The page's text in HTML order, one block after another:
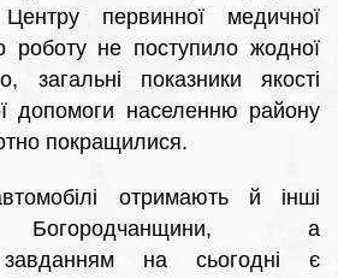
первинної медичної
роботу не поступило жодної
загальні показники якості
допомоги населенню району
покращилися.
отримають й інші
Богородчанщини, а
завданням на сьогодні є